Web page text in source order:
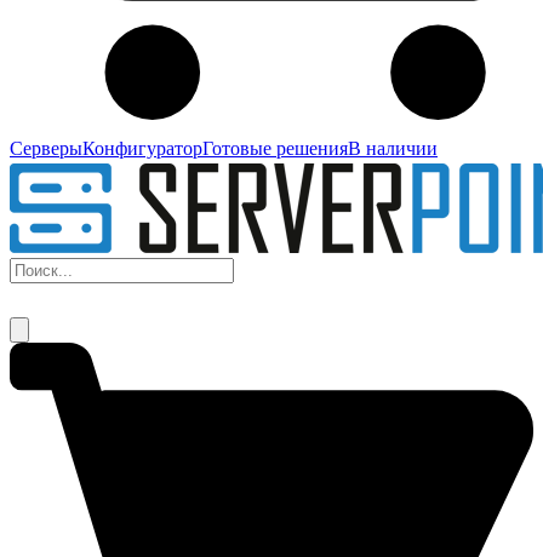
СерверыКонфигураторГотовые решенияВ наличии